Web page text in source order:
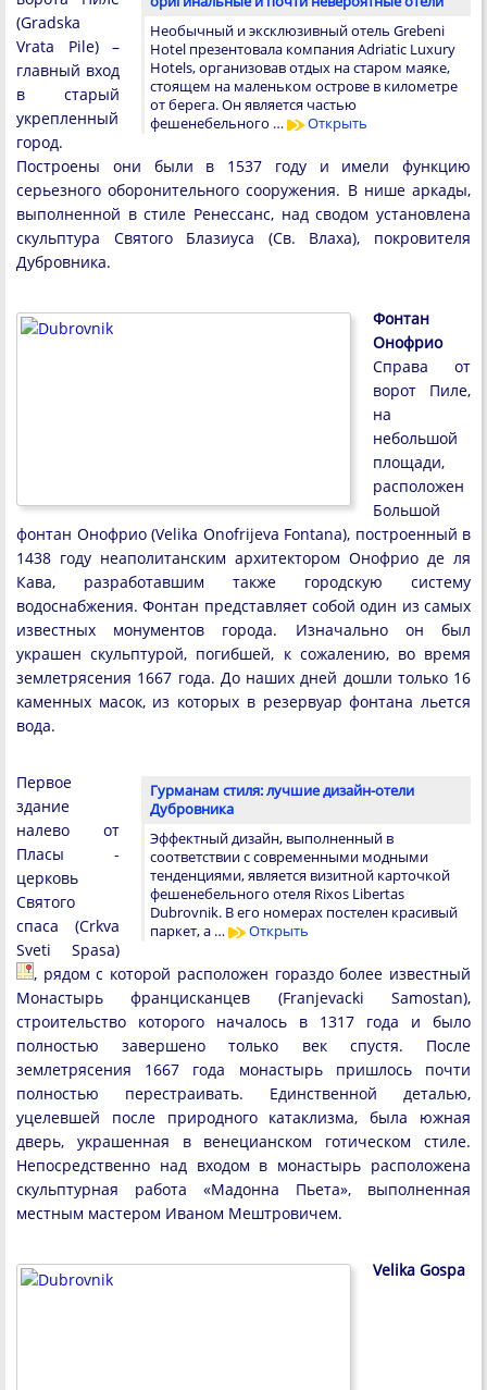
Необычный и эксклюзивный отель Grebeni
Hotel презентовала компания Adriatic Luxury
Hotels, организовав отдых на старом маяке,
стоящем на маленьком острове в километре
от берега. Он является частью
фешенебельного …
Открыть
(Gradska
Vrata Pile) –
главный вход
в старый
укрепленный
город.
Построены они были в 1537 году и имели функцию
серьезного оборонительного сооружения. В нише аркады,
выполненной в стиле Ренессанс, над сводом установлена
скульптура Святого Блазиуса (Св. Влаха), покровителя
Дубровника.
Фонтан
Онофрио
Справа от
ворот Пиле,
на
небольшой
площади,
расположен
Большой
фонтан Онофрио (Velika Onofrijeva Fontana), построенный в
1438 году неаполитанским архитектором Онофрио де ля
Кава, разработавшим также городскую систему
водоснабжения. Фонтан представляет собой один из самых
известных монументов города. Изначально он был
украшен скульптурой, погибшей, к сожалению, во время
землетрясения 1667 года. До наших дней дошли только 16
каменных масок, из которых в резервуар фонтана льется
вода.
Гурманам стиля: лучшие дизайн-отели
Дубровника
Эффектный дизайн, выполненный в
соответствии с современными модными
тенденциями, является визитной карточкой
фешенебельного отеля Rixos Libertas
Dubrovnik. В его номерах постелен красивый
паркет, а …
Открыть
Первое
здание
налево от
Пласы -
церковь
Святого
спаса (Crkva
Sveti Spasa)
, рядом с которой расположен гораздо более известный
Монастырь францисканцев (Franjevacki Samostan),
строительство которого началось в 1317 года и было
полностью завершено только век спустя. После
землетрясения 1667 года монастырь пришлось почти
полностью перестраивать. Единственной деталью,
уцелевшей после природного катаклизма, была южная
дверь, украшенная в венецианском готическом стиле.
Непосредственно над входом в монастырь расположена
скульптурная работа «Мадонна Пьета», выполненная
местным мастером Иваном Мештровичем.
Velika Gospa